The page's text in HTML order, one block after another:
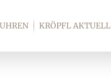
UHREN KRÖPFL AKTUELL